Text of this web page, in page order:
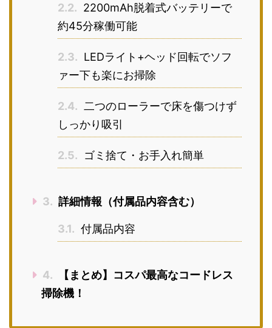
2.2. 2200mAh脱着式バッテリーで
約45分稼働可能
2.3. LEDライト+ヘッド回転でソフ
ァー下も楽にお掃除
2.4. 二つのローラーで床を傷つけず
しっかり吸引
2.5. ゴミ捨て・お手入れ簡単
3. 詳細情報（付属品内容含む）
3.1. 付属品内容
4.
【まとめ】コスパ最高なコードレス
掃除機！